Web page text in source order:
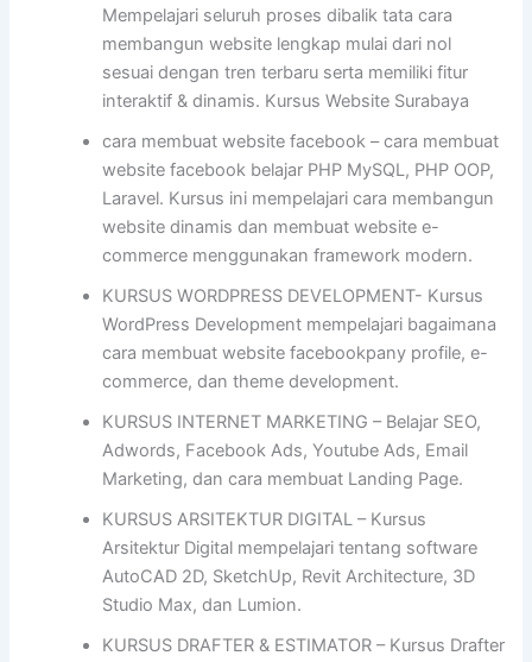
Mempelajari seluruh proses dibalik tata cara
membangun website lengkap mulai dari nol
sesuai dengan tren terbaru serta memiliki fitur
interaktif & dinamis. Kursus Website Surabaya
cara membuat website facebook – cara membuat
website facebook belajar PHP MySQL, PHP OOP,
Laravel. Kursus ini mempelajari cara membangun
website dinamis dan membuat website e-
commerce menggunakan framework modern.
KURSUS WORDPRESS DEVELOPMENT- Kursus
WordPress Development mempelajari bagaimana
cara membuat website facebookpany profile, e-
commerce, dan theme development.
KURSUS INTERNET MARKETING – Belajar SEO,
Adwords, Facebook Ads, Youtube Ads, Email
Marketing, dan cara membuat Landing Page.
KURSUS ARSITEKTUR DIGITAL – Kursus
Arsitektur Digital mempelajari tentang software
AutoCAD 2D, SketchUp, Revit Architecture, 3D
Studio Max, dan Lumion.
KURSUS DRAFTER & ESTIMATOR – Kursus Drafter